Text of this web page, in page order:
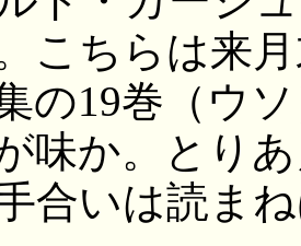
こちらは来
の19巻（ウ
味か。とり
合いは読ま